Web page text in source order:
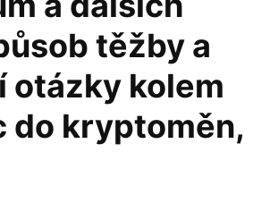
těžby a
otázky kolem
do kryptoměn,